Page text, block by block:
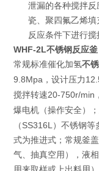
泄漏的各种搅拌
瓷、聚四氟乙烯
反应条件下进行搅
WHF-2L不锈钢反应釜
常规标准催化加氢不
9.8Mpa ，设计压力
搅拌转速20-750r/min
爆电机（操作安全）
（ SS316L ）不锈钢等
式为推进式；常规釜
气、抽真空用），液